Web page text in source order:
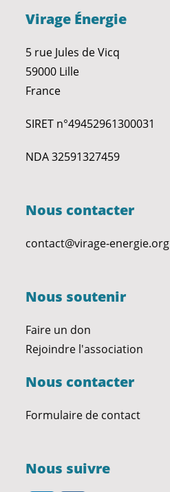
Virage Énergie
5 rue Jules de Vicq
59000 Lille
France
SIRET n°49452961300031
NDA 32591327459
Nous contacter
contact@virage-energie.org
Nous soutenir
Faire un don
Rejoindre l'association
Nous contacter
Formulaire de contact
Nous suivre